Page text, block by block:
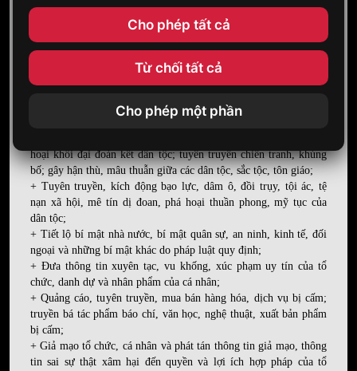
- Mạng xã hội MyClip có quyền từ chối ngay lập tức quyền truy
cập của người sử dụng vi phạm Thỏa thuận này mà không cần
thông báo lý do.
Điều 3. Các nội dung cấm trao đổi và chia sẻ
trên mạng xã hội
trên mạng nhằm mục đích:
+ Chống lại Nhà nước Cộng hòa Xã hội Chủ nghĩa Việt Nam;
hoại khối đại đoàn kết dân tộc; tuyên truyền chiến tranh, khủng
bố; gây hận thù, mâu thuẫn giữa các dân tộc, sắc tộc, tôn giáo;
+ Tuyên truyền, kích động bạo lực, dâm ô, đồi trụy, tội ác, tệ
nạn xã hội, mê tín dị đoan, phá hoại thuần phong, mỹ tục của
dân tộc;
+ Tiết lộ bí mật nhà nước, bí mật quân sự, an ninh, kinh tế, đối
ngoại và những bí mật khác do pháp luật quy định;
+ Đưa thông tin xuyên tạc, vu khống, xúc phạm uy tín của tổ
chức, danh dự và nhân phẩm của cá nhân;
+ Quảng cáo, tuyên truyền, mua bán hàng hóa, dịch vụ bị cấm;
truyền bá tác phẩm báo chí, văn học, nghệ thuật, xuất bản phẩm
bị cấm;
+ Giả mạo tổ chức, cá nhân và phát tán thông tin giả mạo, thông
tin sai sự thật xâm hại đến quyền và lợi ích hợp pháp của tổ
Cho phép tất cả
Từ chối tất cả
Cho phép một phần